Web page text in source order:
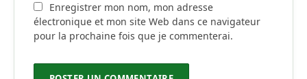
Enregistrer mon nom, mon adresse
électronique et mon site Web dans ce navigateur
pour la prochaine fois que je commenterai.